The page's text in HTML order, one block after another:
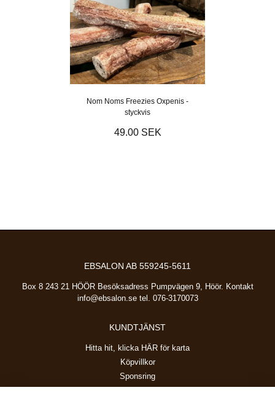
Nom Noms Freezies Oxpenis -
styckvis
49.00 SEK
EBSALON AB 559245-5611
Box 8 243 21 HÖÖR Besöksadress Pumpvägen 9, Höör. Kontakt
info@ebsalon.setel. 076-3170073
KUNDTJÄNST
Hitta hit, klicka HÄR för karta
Köpvillkor
Sponsring